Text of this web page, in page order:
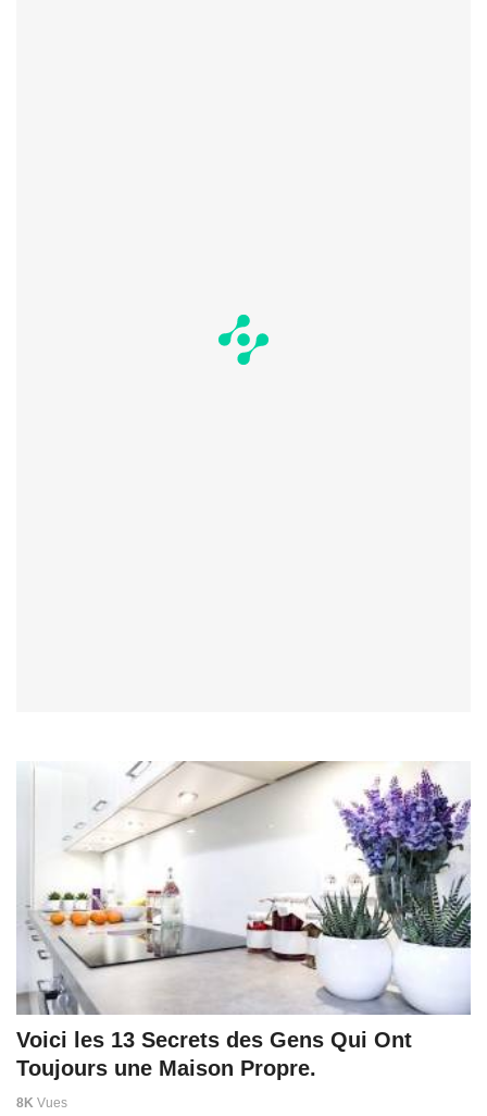
Voici les 13 Secrets des Gens Qui Ont
Toujours une Maison Propre.
8K Vues